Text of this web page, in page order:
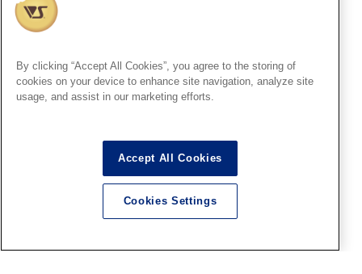
票の結果発表～!! その1
2026.08.10
福岡SR
ついに発売！SWS 1/32「 川崎
キ100 五式戦闘機 一型乙」
2026.08.10
By clicking “Accept All Cookies”, you agree to the storing of
cookies on your device to enhance site navigation, analyze site
usage, and assist in our marketing efforts.
Accept All Cookies
Cookies Settings